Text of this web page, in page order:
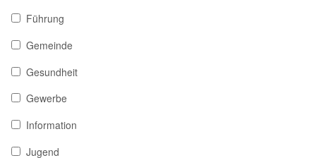
Führung
Gemeinde
Gesundheit
Gewerbe
Information
Jugend